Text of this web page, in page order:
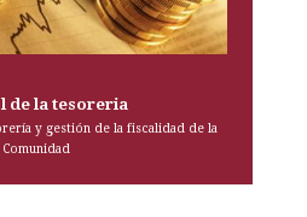
de la tesoreria
y gestión de la fiscalidad de la
Comunidad